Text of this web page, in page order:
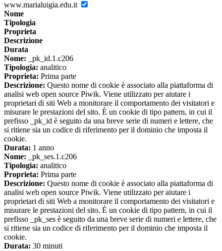
www.marialuigia.edu.it
Nome
Tipologia
Proprieta
Descrizione
Durata
Nome: _pk_id.1.c206
Tipologia: analitico
Proprieta: Prima parte
Descrizione: Questo nome di cookie è associato alla piattaforma di
analisi web open source Piwik. Viene utilizzato per aiutare i
proprietari di siti Web a monitorare il comportamento dei visitatori e
misurare le prestazioni del sito. È un cookie di tipo pattern, in cui il
prefisso _pk_id è seguito da una breve serie di numeri e lettere, che
si ritiene sia un codice di riferimento per il dominio che imposta il
cookie.
Durata: 1 anno
Nome: _pk_ses.1.c206
Tipologia: analitico
Proprieta: Prima parte
Descrizione: Questo nome di cookie è associato alla piattaforma di
analisi web open source Piwik. Viene utilizzato per aiutare i
proprietari di siti Web a monitorare il comportamento dei visitatori e
misurare le prestazioni del sito. È un cookie di tipo pattern, in cui il
prefisso _pk_ses è seguito da una breve serie di numeri e lettere, che
si ritiene sia un codice di riferimento per il dominio che imposta il
cookie.
Durata: 30 minuti